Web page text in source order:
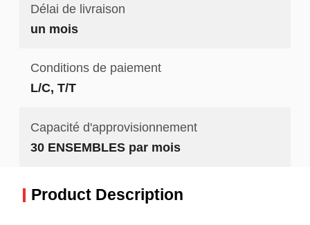
Délai de livraison
un mois
Conditions de paiement
L/C, T/T
Capacité d'approvisionnement
30 ENSEMBLES par mois
Product Description